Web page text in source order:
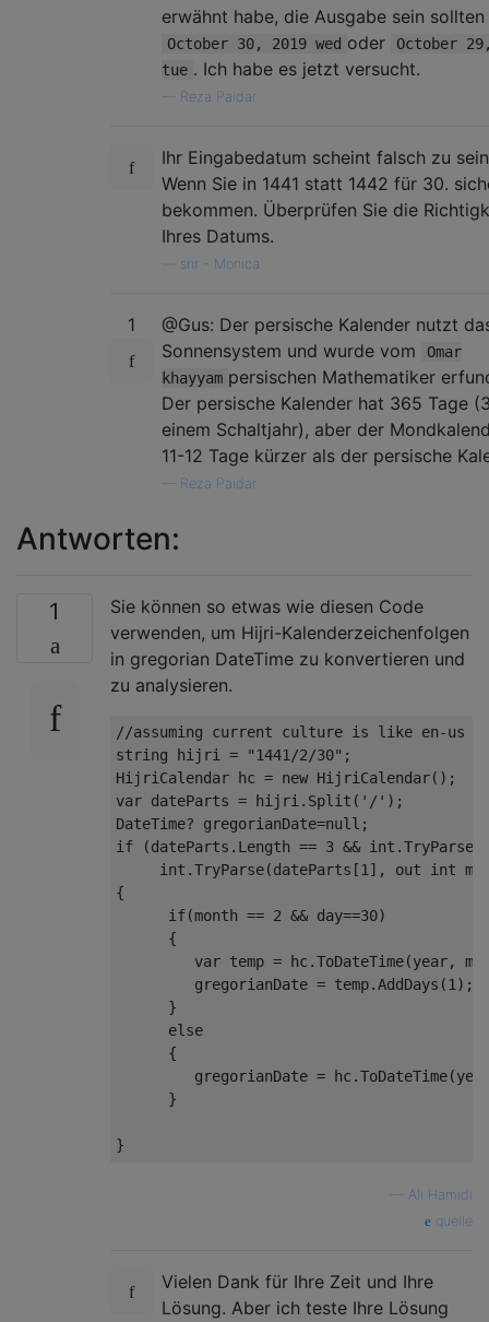
erwähnt habe, die Ausgabe sein sollten
October 30, 2019 wed oder
October
tue . Ich habe es jetzt versucht.
Reza Paidar
Ihr Eingabedatum scheint falsch zu
Wenn Sie in 1441 statt 1442 für 30.
bekommen. Überprüfen Sie die
Ihres Datums.
snr - Monica
1
@Gus: Der persische Kalender nutzt
Sonnensystem und wurde vom
Omar
khayyam persischen Mathematiker
Der persische Kalender hat 365 Tage
einem Schaltjahr), aber der
11-12 Tage kürzer als der persische
Reza Paidar
Antworten:
1
Sie können so etwas wie diesen Code
verwenden, um Hijri-Kalenderzeichenfolgen
in gregorian DateTime zu konvertieren und
zu analysieren.
//assuming current culture is like en-us
string hijri = "1441/2/30" ;
HijriCalendar hc = new HijriCalendar();
var dateParts = hijri . Split ( '/' );
DateTime? gregorianDate=null ;
if
(dateParts . Length == 3 && int .TryParse
int .TryParse(dateParts [1 ], out int
{
if(month == 2 && day==30)
{
var temp = hc .ToDateTime(year,
         gregorianDate
= temp.AddDays (1 );
}
else
{
         gregorianDate
= hc .ToDateTime(
}
}
Ali Hamidi
quelle
Vielen Dank für Ihre Zeit und Ihre
Lösung. Aber ich teste Ihre Lösung